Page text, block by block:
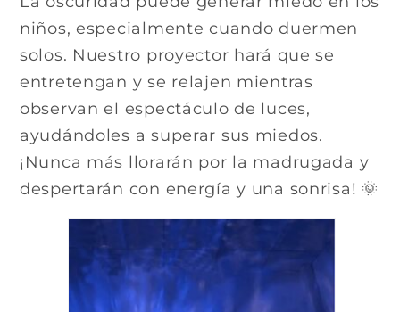
niños, especialmente cuando duermen
solos. Nuestro proyector hará que se
entretengan y se relajen mientras
observan el espectáculo de luces,
ayudándoles a superar sus miedos.
¡Nunca más llorarán por la madrugada y
despertarán con energía y una sonrisa! 🌞